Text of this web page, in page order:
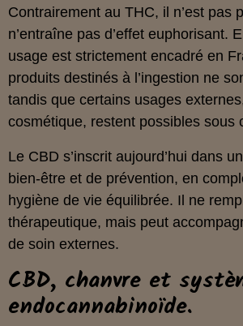
Contrairement au THC, il n’est pas
n’entraîne pas d’effet euphorisant.
usage est strictement encadré en
produits destinés à l’ingestion ne
tandis que certains usages
cosmétique, restent possibles sous
Le CBD s’inscrit aujourd’hui dans
bien‑être et de prévention, en
hygiène de vie équilibrée. Il ne
thérapeutique, mais peut
de soin externes.
CBD, chanvre et
endocannabinoïde.